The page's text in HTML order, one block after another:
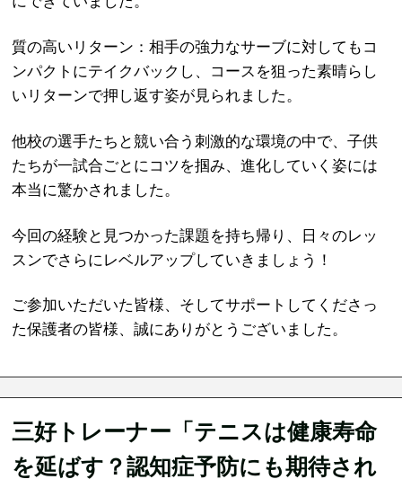
質の高いリターン：相手の強力なサーブに対してもコ
ンパクトにテイクバックし、コースを狙った素晴らし
いリターンで押し返す姿が見られました。
他校の選手たちと競い合う刺激的な環境の中で、子供
たちが一試合ごとにコツを掴み、進化していく姿には
本当に驚かされました。
今回の経験と見つかった課題を持ち帰り、日々のレッ
スンでさらにレベルアップしていきましょう！
ご参加いただいた皆様、そしてサポートしてくださっ
た保護者の皆様、誠にありがとうございました。
三好トレーナー「テニスは健康寿命
を延ばす？認知症予防にも期待され